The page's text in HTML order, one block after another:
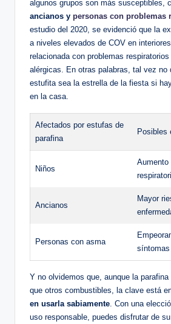
algunos grupos ⁢son más susceptibles,
ancianos ⁣y ⁤ personas con problemas
estudio del 2020, ‍se evidenció que la
a niveles elevados ‌de ‌COV ⁢en
relacionada con problemas
alérgicas. En otras​ palabras, tal vez no⁣
estufita sea la estrella de la ‍fiesta​ si
en la casa.
Afectados por estufas de
parafina
Posibles
Niños
Aumento
Ancianos
Mayor
Personas con asma
síntomas
Y‍ no‌ olvidemos que, aunque la
que otros combustibles, la clave⁢ está
en usarla⁤ sabiamente. Con una
uso responsable,‌ puedes disfrutar ‍de‌